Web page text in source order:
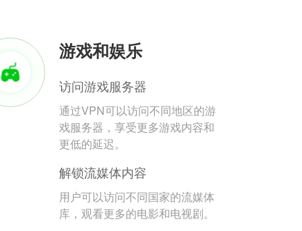
游戏和娱乐
访问游戏服务器
通过VPN可以访问不同地区的游
戏服务器，享受更多游戏内容和
更低的延迟。
解锁流媒体内容
用户可以访问不同国家的流媒体
库，观看更多的电影和电视剧。